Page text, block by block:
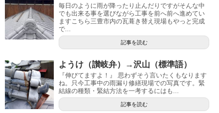
毎日のように雨が降ったり止んだりですがそんな中
でも出来る事を選びながら工事を前へ前へ進めてい
ますこちら三豊市内の瓦葺き替え現場もやっと完成
で...
記事を読む
ようけ（讃岐弁）→沢山（標準語）
『伸びてますよ！』 思わずそう言いたくもなります
ね。只今工事中の雨漏り修繕現場での写真です。緊
結線の種類・緊結方法を一考するにはも...
記事を読む